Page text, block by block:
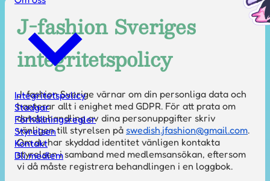
Integritetspolicy
Stadgar
Förhållningsregler
Styrelsen
Kontakt
Bli medlem
J-fashion Sveriges
integritetspolicy
J-fashion Sverige värnar om din personliga data och
hanterar allt i enighet med GDPR. För att prata om
databehandling av dina personuppgifter skriv
vänligen till styrelsen på swedish.jfashion@gmail.com.
Om du har skyddad identitet vänligen kontakta
styrelsen i samband med medlemsansökan, eftersom
vi då måste registrera behandlingen i en loggbok.